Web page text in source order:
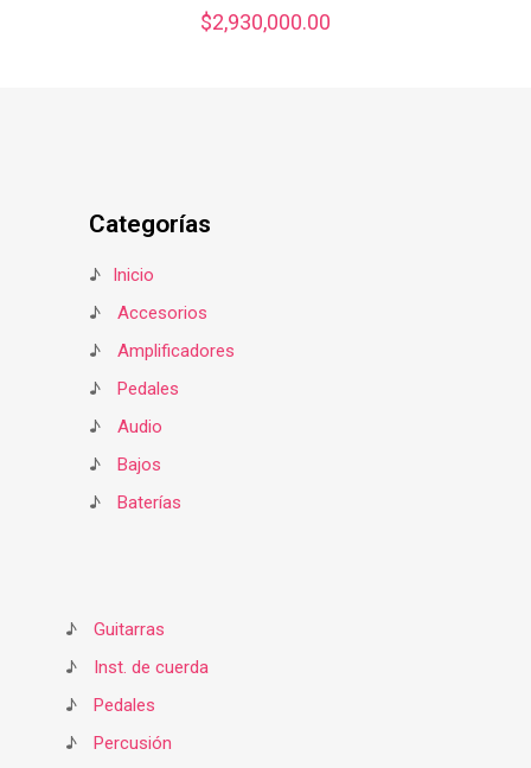
$2,930,000.00
Categorías
♪
Inicio
♪
Accesorios
♪
Amplificadores
♪
Pedales
♪
Audio
♪
Bajos
♪
Baterías
♪
Guitarras
♪
Inst. de cuerda
♪
Pedales
♪
Percusión